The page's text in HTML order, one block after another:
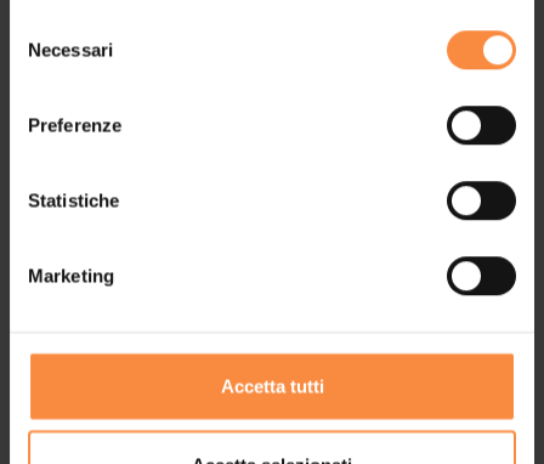
delNecessari
Preferenze
Statistiche
Marketing
Accetta tutti